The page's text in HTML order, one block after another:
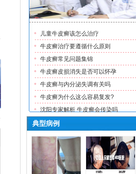
儿童牛皮癣该怎么治疗
牛皮癣治疗要遵循什么原则
牛皮癣常见问题集锦
牛皮癣皮损消失是否可以怀孕
牛皮癣与内分泌失调有关吗
牛皮癣为什么这么容易复发?
沈阳专家解析 牛皮癣会传染吗
多少钱可以治疗牛皮癣？不花
沈阳最好的牛皮癣医院在哪儿
牛皮癣治疗最好的医院-沈阳最
典型病例